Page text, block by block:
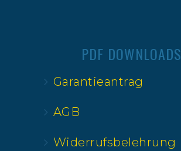
PDF DOWNLOADS
Garantieantrag
AGB
Widerrufsbelehrung